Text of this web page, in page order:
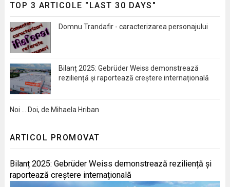
TOP 3 ARTICOLE "LAST 30 DAYS"
Domnu Trandafir - caracterizarea personajului
Bilanț 2025: Gebrüder Weiss demonstrează
reziliență și raportează creștere internațională
Noi … Doi, de Mihaela Hriban
ARTICOL PROMOVAT
Bilanț 2025: Gebrüder Weiss demonstrează reziliență și
raportează creștere internațională